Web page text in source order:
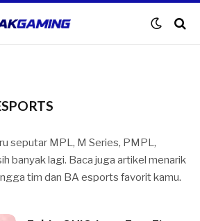
seputar MPL, M Series, PMPL,
banyak lagi. Baca juga artikel menarik
tim dan BA esports favorit kamu.